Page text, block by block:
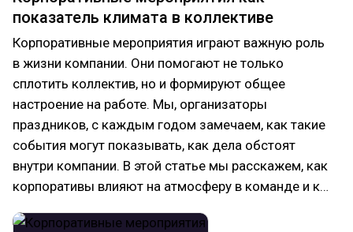
показатель климата в коллективе
Корпоративные мероприятия играют важную роль
в жизни компании. Они помогают не только
сплотить коллектив, но и формируют общее
настроение на работе. Мы, организаторы
праздников, с каждым годом замечаем, как такие
события могут показывать, как дела обстоят
внутри компании. В этой статье мы расскажем, как
корпоративы влияют на атмосферу в команде и к…